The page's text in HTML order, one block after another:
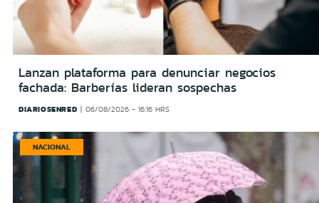
Lanzan plataforma para denunciar negocios
fachada: Barberías lideran sospechas
DIARIOSENRED 06/08/2026 - 16:16 HRS
NACIONAL